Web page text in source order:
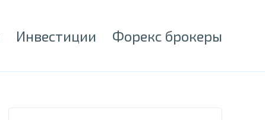
Инвестиции Форекс брокеры